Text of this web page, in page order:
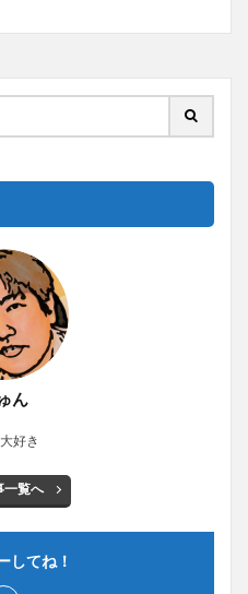
ん
好き
一覧へ
してね！